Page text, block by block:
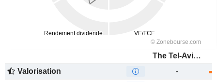
The Tel-Aviv Stock Exchange Ltd.
Valorisation
-